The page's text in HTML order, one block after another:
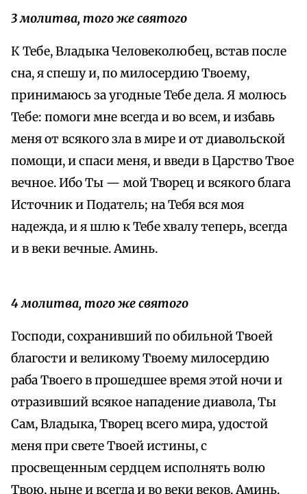
3 молитва, того же святого
К Тебе, Владыка Человеколюбец, встав после
сна, я спешу и, по милосердию Твоему,
принимаюсь за угодные Тебе дела. Я молюсь
Тебе: помоги мне всегда и во всем, и избавь
меня от всякого зла в мире и от диавольской
помощи, и спаси меня, и введи в Царство Твое
вечное. Ибо Ты — мой Творец и всякого блага
Источник и Податель; на Тебя вся моя
надежда, и я шлю к Тебе хвалу теперь, всегда
и в веки вечные. Аминь.
4 молитва, того же святого
Господи, сохранивший по обильной Твоей
благости и великому Твоему милосердию
раба Твоего в прошедшее время этой ночи и
отразивший всякое нападение диавола, Ты
Сам, Владыка, Творец всего мира, удостой
меня при свете Твоей истины, с
просвещенным сердцем исполнять волю
Твою, ныне и всегда и во веки веков. Аминь.